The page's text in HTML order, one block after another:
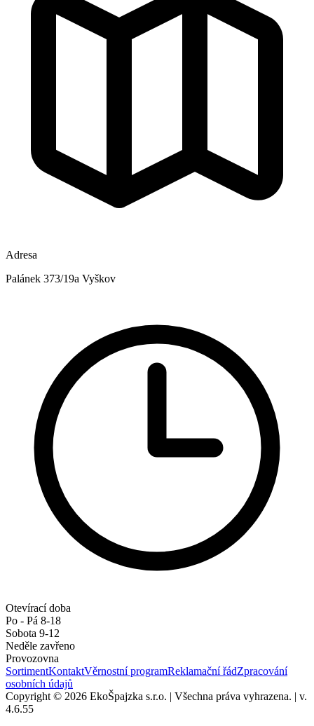
Adresa
Palánek 373/19a Vyškov
Otevírací doba
Po - Pá 8-18
Sobota 9-12
Neděle zavřeno
Provozovna
SortimentKontaktVěrnostní programReklamační řádZpracování
osobních údajů
Copyright © 2026 EkoŠpajzka s.r.o. | Všechna práva vyhrazena. | v.
4.6.55